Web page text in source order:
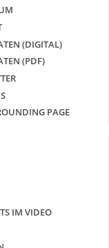
(DIGITAL)
(PDF)
PAGE
IM VIDEO